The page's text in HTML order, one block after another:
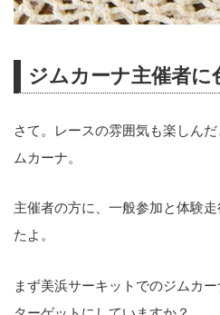
ジムカーナ主催者に
さて。レースの雰囲気も楽しん
ムカーナ。
主催者の方に、一般参加と体験
たよ。
まず美浜サーキットでのジムカ